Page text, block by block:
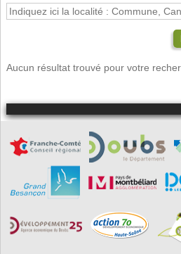
Aucun résultat trouvé pour votre